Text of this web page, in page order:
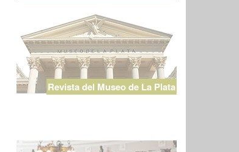
Revista del Museo de La Plata